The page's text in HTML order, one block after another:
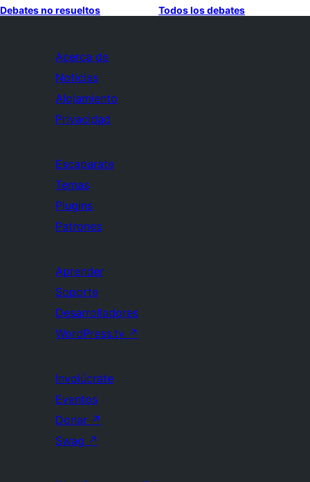
Debates no resueltos Todos los debates
Acerca de
Noticias
Alojamiento
Privacidad
Escaparate
Temas
Plugins
Patrones
Aprender
Soporte
Desarrolladores
WordPress.tv ↗
Involúcrate
Eventos
Donar ↗
Swag ↗